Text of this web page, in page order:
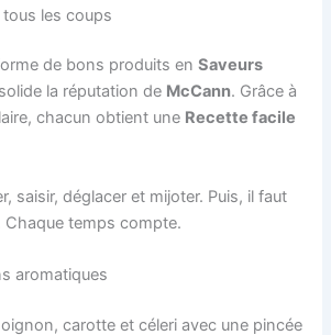
les coups
de bons produits enSaveurs
la réputation de McCann. Grâce à
chacun obtient une Recette facile
saisir, déglacer et mijoter. Puis, il faut
Chaque temps compte.
aromatiques
oignon, carotte et céleri avec une pincée